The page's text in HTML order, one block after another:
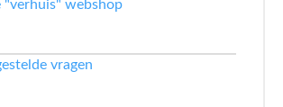
"verhuis" webshop
vragen